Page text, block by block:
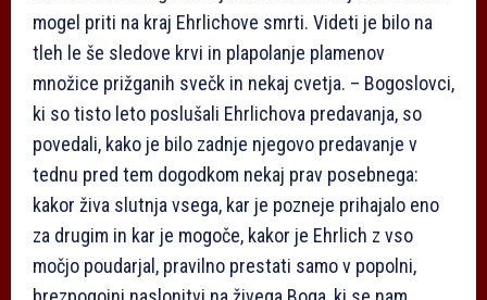
mogel priti na kraj Ehrlichove smrti. Videti je bilo na
tleh le še sledove krvi in plapolanje plamenov
množice prižganih svečk in nekaj cvetja. – Bogoslovci,
ki so tisto leto poslušali Ehrlichova predavanja, so
povedali, kako je bilo zadnje njegovo predavanje v
tednu pred tem dogodkom nekaj prav posebnega:
kakor živa slutnja vsega, kar je pozneje prihajalo eno
za drugim in kar je mogoče, kakor je Ehrlich z vso
močjo poudarjal, pravilno prestati samo v popolni,